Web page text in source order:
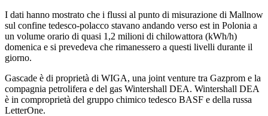
I dati hanno mostrato che i flussi al punto di misurazione di Mallnow
sul confine tedesco-polacco stavano andando verso est in Polonia a
un volume orario di quasi 1,2 milioni di chilowattora (kWh/h)
domenica e si prevedeva che rimanessero a questi livelli durante il
giorno.
Gascade è di proprietà di WIGA, una joint venture tra Gazprom e la
compagnia petrolifera e del gas Wintershall DEA. Wintershall DEA
è in comproprietà del gruppo chimico tedesco BASF e della russa
LetterOne.